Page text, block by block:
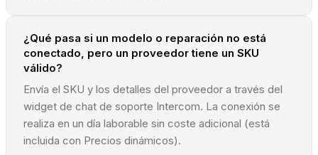
¿Qué pasa si un modelo o reparación no está
conectado, pero un proveedor tiene un SKU
válido?
Envía el SKU y los detalles del proveedor a través del
widget de chat de soporte Intercom. La conexión se
realiza en un día laborable sin coste adicional (está
incluida con Precios dinámicos).